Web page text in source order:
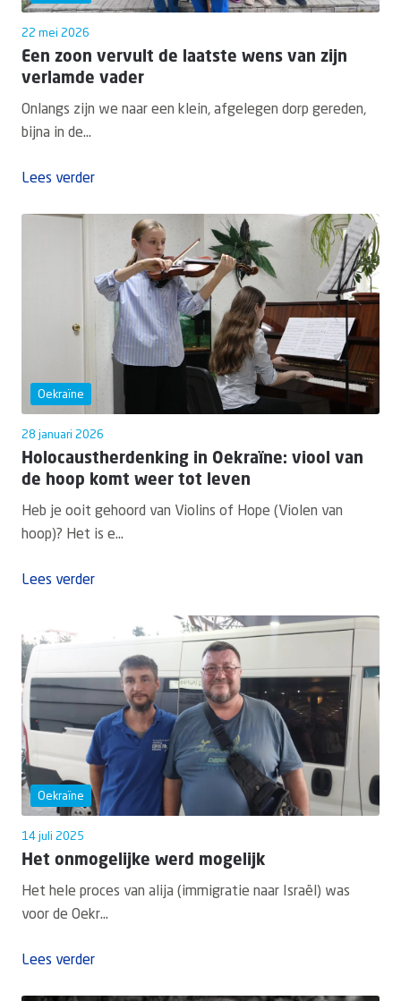
22 mei 2026
Een zoon vervult de laatste wens van zijn
verlamde vader
Onlangs zijn we naar een klein, afgelegen dorp gereden,
bijna in de...
Lees verder
Oekraïne
28 januari 2026
Holocaustherdenking in Oekraïne: viool van
de hoop komt weer tot leven
Heb je ooit gehoord van Violins of Hope (Violen van
hoop)? Het is e...
Lees verder
Oekraïne
14 juli 2025
Het onmogelijke werd mogelijk
Het hele proces van alija (immigratie naar Israël) was
voor de Oekr...
Lees verder